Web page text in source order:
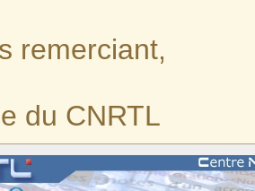
remerciant,
du CNRTL